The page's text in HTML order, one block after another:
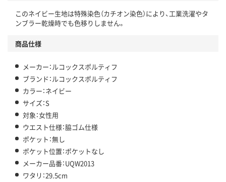
このネイビー生地は特殊染色（カチオン染色）により、工業洗濯やタ
ンブラー乾燥時でも色移りしません。
商品仕様
メーカー：ルコックスポルティフ
ブランド：ルコックスポルティフ
カラー：ネイビー
サイズ：S
対象：女性用
ウエスト仕様：脇ゴム仕様
ポケット：無し
ポケット位置：ポケットなし
メーカー品番：UQW2013
ワタリ：29.5cm